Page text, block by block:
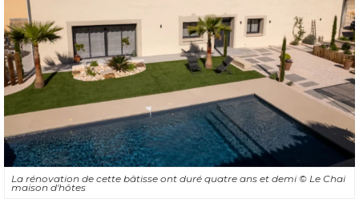
La rénovation de cette bâtisse ont duré quatre ans et demi © Le Chai
maison d'hôtes